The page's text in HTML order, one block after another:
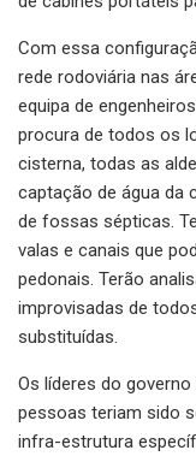
Com essa
rede rodoviária nas
equipa de
procura de todos os
cisterna, todas as
captação de água da
de fossas sépticas.
valas e canais que
pedonais. Terão
improvisadas de
substituídas.
Os líderes do
pessoas teriam sido
infra-estrutura